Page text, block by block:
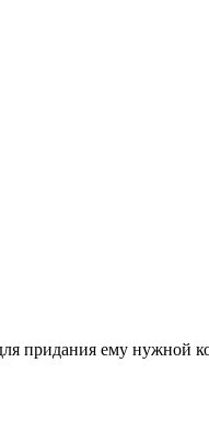
для придания ему